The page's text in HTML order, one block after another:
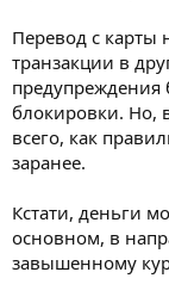
Перевод с карты
транзакции в
предупреждения
блокировки. Но,
всего, как
заранее.
Кстати, деньги
основном, в
завышенному